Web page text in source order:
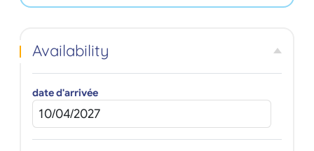
Availability
date d'arrivée